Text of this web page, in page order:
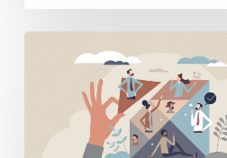
De
GPEC
à